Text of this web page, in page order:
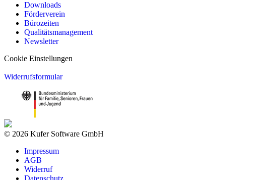
Downloads
Förderverein
Bürozeiten
Qualitätsmanagement
Newsletter
Cookie Einstellungen
Widerrufsformular
© 2026 Kufer Software GmbH
Impressum
AGB
Widerruf
Datenschutz